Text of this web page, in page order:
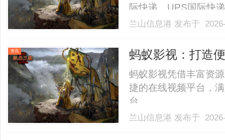
际快递、UPS国际快
SAL、海运水陆路业
的特点，广受商家与
兰山信息港 发布于
资讯 蚂蚁影视：打造
蚂蚁影视凭借丰富资
捷的在线视频平台，
台。......
兰山信息港 发布于